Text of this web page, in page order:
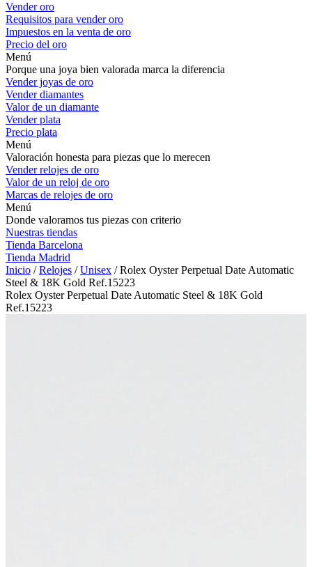
Vender oro
Requisitos para vender oro
Impuestos en la venta de oro
Precio del oro
Menú
Porque una joya bien valorada marca la diferencia
Vender joyas de oro
Vender diamantes
Valor de un diamante
Vender plata
Precio plata
Menú
Valoración honesta para piezas que lo merecen
Vender relojes de oro
Valor de un reloj de oro
Marcas de relojes de oro
Menú
Donde valoramos tus piezas con criterio
Nuestras tiendas
Tienda Barcelona
Tienda Madrid
Inicio /Relojes /Unisex / Rolex Oyster Perpetual Date Automatic
Steel & 18K Gold Ref.15223
Rolex Oyster Perpetual Date Automatic Steel & 18K Gold
Ref.15223